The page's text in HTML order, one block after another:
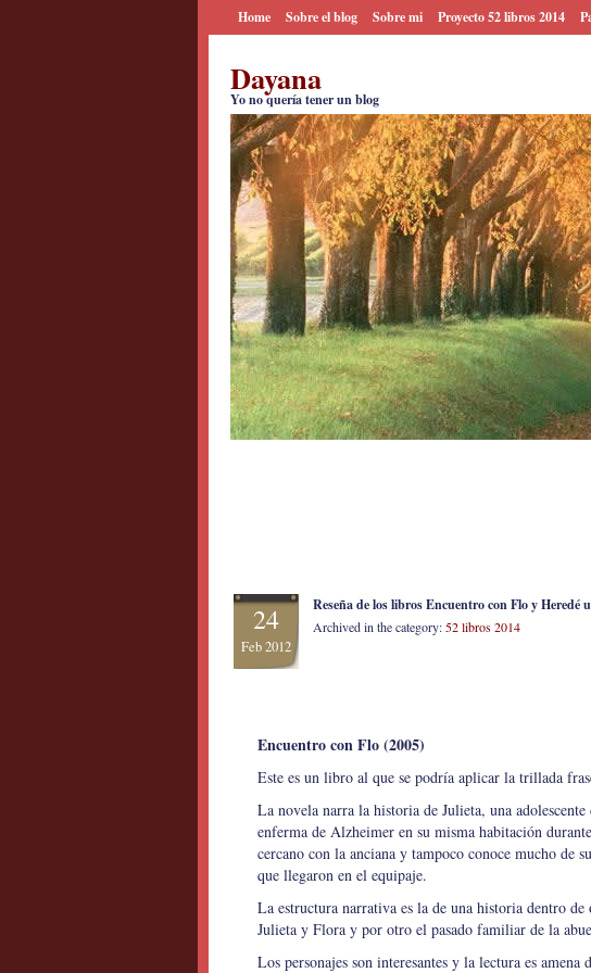
Home Sobre el blog Sobre mi Proyecto 52 libros 2014
Dayana
Yo no quería tener un blog
24
Feb 2012
Reseña de los libros Encuentro con Flo y Heredé
Archived in the category: 52 libros 2014
Encuentro con Flo (2005)
Este es un libro al que se podría aplicar la trillada
La novela narra la historia de Julieta, una
enferma de Alzheimer en su misma habitación
cercano con la anciana y tampoco conoce mucho de
que llegaron en el equipaje.
La estructura narrativa es la de una historia dentro
Julieta y Flora y por otro el pasado familiar de la
Los personajes son interesantes y la lectura es